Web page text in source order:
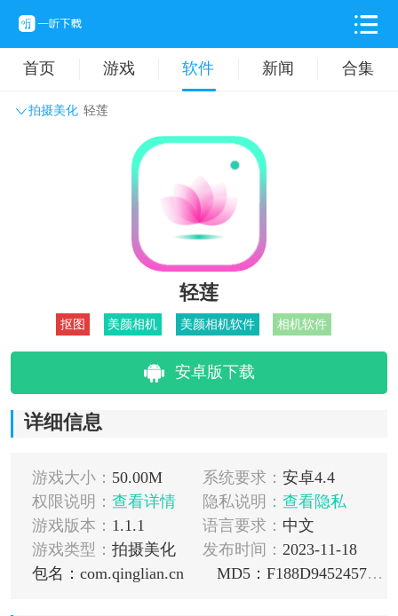
首页 游戏 软件 新闻 合集
拍摄美化 轻莲
主题壁纸 旅游出行
时尚购物
轻莲
抠图 美颜相机 美颜相机软件 相机软件
安卓版下载
详细信息
游戏大小： 50.00M 系统要求： 安卓4.4
权限说明： 查看详情 隐私说明： 查看隐私
游戏版本： 1.1.1 语言要求： 中文
游戏类型： 拍摄美化 发布时间： 2023-11-18
包名：com.qinglian.cn
MD5：F188D9452457914159BD351F90B4D4FB